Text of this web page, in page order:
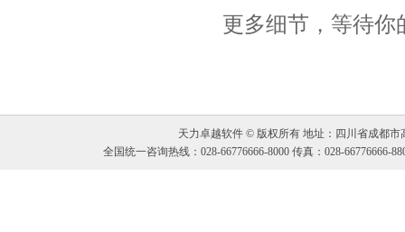
更多细节，等待你
天力卓越软件 © 版权所有 地址：四川省成都市
全国统一咨询热线：028-66776666-8000 传真：028-66776666-